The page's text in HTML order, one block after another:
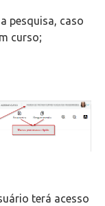
pesquisa, caso
curso;
terá acesso